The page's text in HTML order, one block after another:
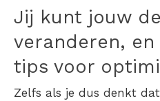
Jij kunt jouw
veranderen, en
tips voor
Zelfs als je dus denkt